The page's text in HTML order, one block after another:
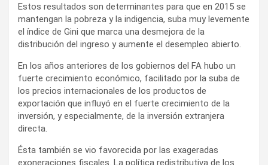
Estos resultados son determinantes para que en 2015 se
mantengan la pobreza y la indigencia, suba muy levemente
el índice de Gini que marca una desmejora de la
distribución del ingreso y aumente el desempleo abierto.
En los años anteriores de los gobiernos del FA hubo un
fuerte crecimiento económico, facilitado por la suba de
los precios internacionales de los productos de
exportación que influyó en el fuerte crecimiento de la
inversión, y especialmente, de la inversión extranjera
directa.
Ésta también se vio favorecida por las exageradas
exoneraciones fiscales. La política redistributiva de los